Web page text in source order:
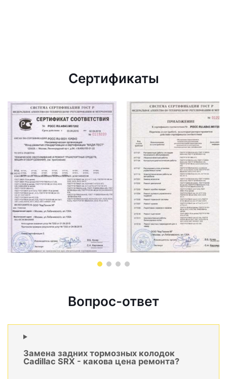
Сертификаты
Вопрос-ответ
Замена задних тормозных колодок
Cadillac SRX - какова цена ремонта?